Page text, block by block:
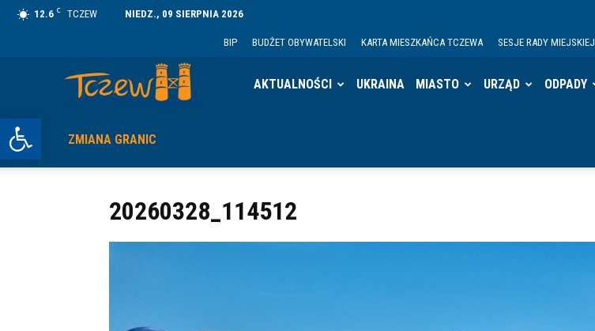
Otwórz pasek narzędzi
12.6 C TCZEW NIEDZ., 09 SIERPNIA 2026
BIP BUDŻET OBYWATELSKI KARTA MIESZKAŃCA TCZEWA SESJE RADY MIEJSKIEJ
AKTUALNOŚCI UKRAINA MIASTO URZĄD ODPADY
ZMIANA GRANIC
20260328_114512